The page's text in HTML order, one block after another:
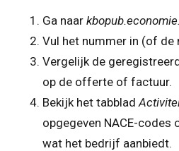
Ga naar
Vul het nummer in (of de
Vergelijk de
op de offerte of factuur.
Bekijk het tabblad
opgegeven NACE-codes
wat het bedrijf aanbiedt.